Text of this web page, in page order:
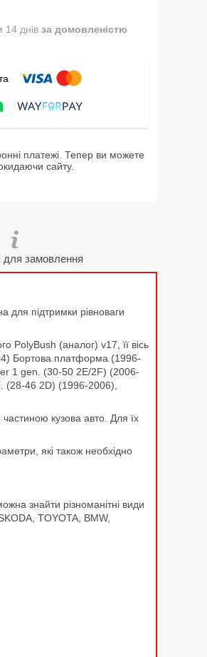
14 днів за домовленістю
платежі. Тепер ви можете
сайту.
для замовлення
для підтримки рівноваги
PolyBush (аналог) v17, її вісь
Бортова платформа (1996-
1 gen. (30-50 2E/2F) (2006-
(28-46 2D) (1996-2006),
частиною кузова авто. Для їх
які також необхідно
знайти різноманітні види
TOYOTA, BMW,